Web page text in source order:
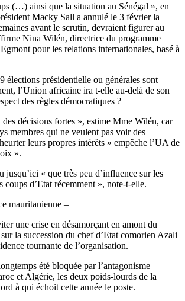
(…) ainsi que la situation au Sénégal », en
Macky Sall a annulé le 3 février la
avant le scrutin, devraient figurer au
Nina Wilén, directrice du programme
pour les relations internationales, basé à
élections présidentielle ou générales sont
l’Union africaine ira t-elle au-delà de son
des règles démocratiques ?
des décisions fortes », estime Mme Wilén, car
membres qui ne veulent pas voir des
leurs propres intérêts » empêche l’UA de
».
jusqu’ici « que très peu d’influence sur les
coups d’Etat récemment », note-t-elle.
mauritanienne –
une crise en désamorçant en amont du
la succession du chef d’Etat comorien Azali
tournante de l’organisation.
été bloquée par l’antagonisme
et Algérie, les deux poids-lourds de la
à qui échoit cette année le poste.